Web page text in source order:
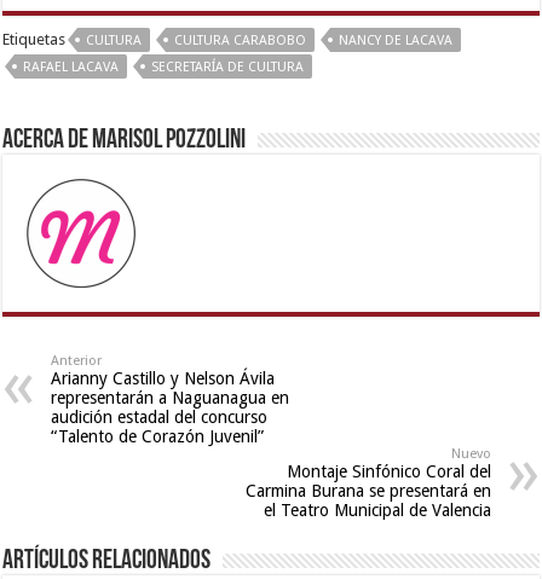
xxx
videos,
telugu
desi
fuking
in
clear
telugu
scandal
sex
bokep
video,
by
boss,
Etiquetas CULTURA CULTURA CARABOBO
NANCY DE LACAVA
RAFAEL LACAVA
SECRETARÍA DE CULTURA
Acerca de Marisol Pozzolini
Anterior
Arianny Castillo y Nelson Ávila
representarán a Naguanagua en
audición estadal del concurso
“Talento de Corazón Juvenil”
Nuevo
Montaje Sinfónico Coral del
Carmina Burana se presentará en
el Teatro Municipal de Valencia
Artículos relacionados